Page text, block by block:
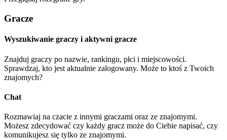
Gracze
Wyszukiwanie graczy i aktywni gracze
Znajduj graczy po nazwie, rankingu, płci i miejscowości.
Sprawdzaj, kto jest aktualnie zalogowany. Może to ktoś z Twoich
znajomych?
Chat
Rozmawiaj na czacie z innymi graczami oraz ze znajomymi.
Możesz zdecydować czy każdy gracz może do Ciebie napisać, czy
komunikujesz się tylko ze znajomymi.